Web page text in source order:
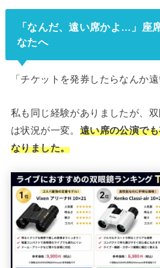
休で...
「なんだ、遠い席かよ…」座
なたへ
「チケットを発券したらなんか
私も同じ経験がありましたが、
は状況が一変。 遠い席の公演で
なりました。